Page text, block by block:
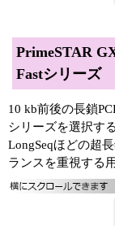
PrimeSTAR
Fastシリーズ
10 kb前後の長鎖
シリーズを選択す
LongSeqほどの超
ランスを重視する